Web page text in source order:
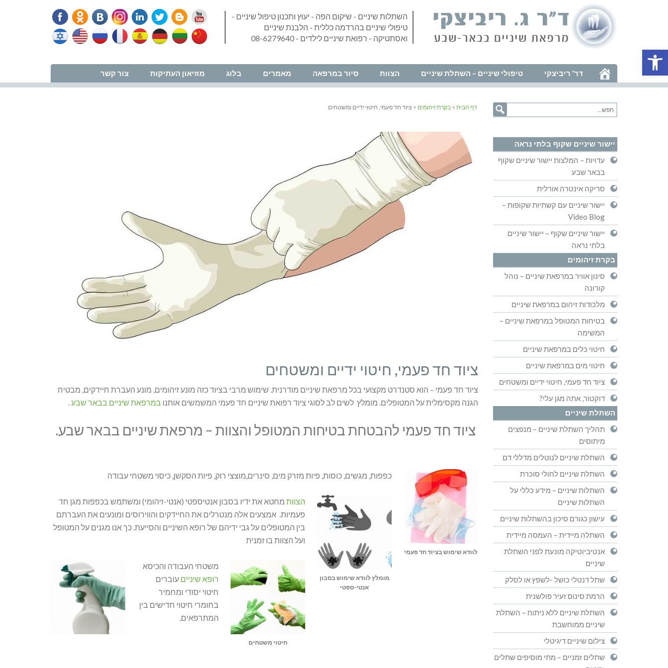
פתח סרגל נגישות
השתלות שיניים - שיקום הפה - יעוץ ותכנון טיפול שיניים -
טיפולי שיניים בהרדמה כללית - הלבנת שיניים
ואסתטיקה - רפואת שיניים לילדים - 08-6279640
דר' ריביצקי טיפולי שיניים – השתלת שיניים הצוות סיור במרפאה מאמרים בלוג מוזיאון העתיקות צור קשר
דף הבית > בקרת זיהומים > ציוד חד פעמי, חיטוי ידיים ומשטחים
ציוד חד פעמי, חיטוי ידיים ומשטחים
ציוד חד פעמי – הוא סטנדרט מקצועי בכל מרפאת שיניים מודרנית. שימוש מרבי בציוד כזה מונע זיהומים, מונע העברת חיידקים, מבטיח
הגנה מקסימלית על המטופלים. מומלץ לשים לב לסוגי ציוד רפואת שיניים חד פעמי המשמשים אותנו במרפאת שיניים בבאר שבע
ציוד חד פעמי להבטחת בטיחות המטופל והצוות – מרפאת שיניים בבאר שבע.
לוודא שימוש בציוד חד פעמי
כפפות, מגשים, כוסות, פיות מזרק מים, סינרים,מוצצי רוק, פיות הסקשן, כיסוי משטחי עבודה
מומלץ לוודא שימוש בסבון
אנטי-ספטי
הצוות מחטא את ידיו בסבון אנטיספטי (אנטי-זיהומי) ומשתמש בכפפות מגן חד
פעמיות. אמצעים אלה מנטרלים את החיידקים והווירוסים ומונעים את העברתם
בין המטופלים על גבי ידיהם של רופא השיניים והסייעת. כך אנו מגנים על המטופל
ועל הצוות בו זמנית
חיטוי משטחים
משטחי העבודה והכיסא
רופא שיניים עוברים
חיטוי יסודי ומחמיר
בחומרי חיטוי חדישים בין
המתרפאים.
יישור שיניים שקוף בלתי נראה
עדויות – המלצות יישור שיניים שקוף
בבאר שבע
סריקה אינטרה אורלית
יישור שיניים עם קשתיות שקופות –
Video Blog
יישור שיניים שקוף – יישור שיניים
בלתי נראה
בקרת זיהומים
סינון אוויר במרפאת שיניים – נוהל
קורונה
מלכודות זיהום במרפאת שיניים
בטיחות המטופל במרפאת שיניים –
המשימה
חיטוי כלים במרפאת שיניים
חיטוי מים במרפאת שיניים
ציוד חד פעמי, חיטוי ידיים ומשטחים
דוקטור, אתה מגן עלי?
השתלת שיניים
תהליך השתלת שיניים – מנפצים
מיתוסים
השתלת שיניים לנוטלים מדללי דם
השתלת שיניים לחולי סוכרת
השתלות שיניים – מידע כללי על
השתלות שיניים
עישון כגורם סיכון בהשתלות שיניים
השתלה מיידית – העמסה מיידית
אנטיביוטיקה מונעת לפני השתלת
שיניים
שתל דנטלי כושל -לשפץ או לסלק
הרמת סינוס זעיר פולשנית
השתלת שיניים ללא ניתוח – השתלת
שיניים ממוחשבת
צילום שיניים דיגיטלי
שתלים זמניים – מתי מוסיפים שתלים